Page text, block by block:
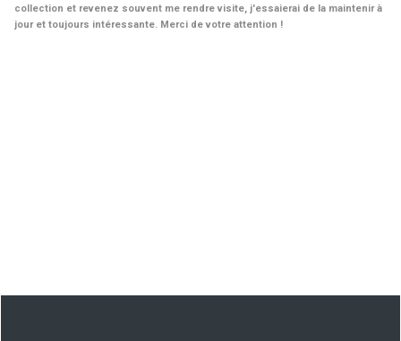
collection et revenez souvent me rendre visite, j'essaierai de la maintenir à
jour et toujours intéressante. Merci de votre attention !